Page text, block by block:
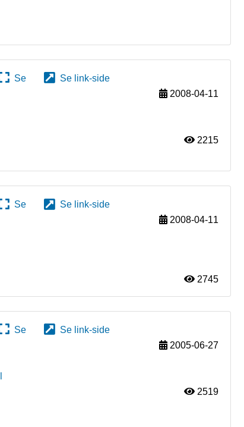
Se
Se link-side
2008-04-11
2215
Se
Se link-side
2008-04-11
2745
Se
Se link-side
2005-06-27
2519